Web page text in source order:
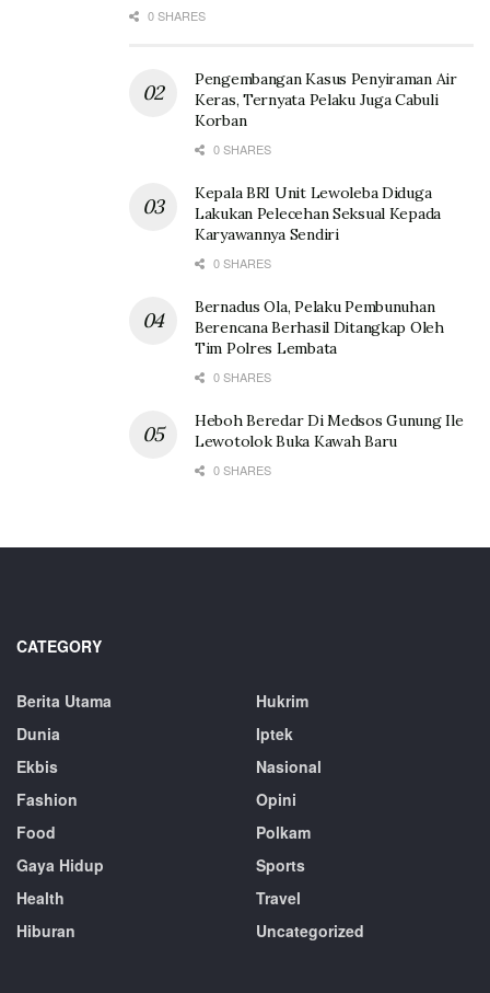
0 SHARES
Pengembangan Kasus Penyiraman Air
Keras, Ternyata Pelaku Juga Cabuli
Korban
0 SHARES
Kepala BRI Unit Lewoleba Diduga
Lakukan Pelecehan Seksual Kepada
Karyawannya Sendiri
0 SHARES
Bernadus Ola, Pelaku Pembunuhan
Berencana Berhasil Ditangkap Oleh
Tim Polres Lembata
0 SHARES
Heboh Beredar Di Medsos Gunung Ile
Lewotolok Buka Kawah Baru
0 SHARES
CATEGORY
Berita Utama
Dunia
Ekbis
Fashion
Food
Gaya Hidup
Health
Hiburan
Hukrim
Iptek
Nasional
Opini
Polkam
Sports
Travel
Uncategorized